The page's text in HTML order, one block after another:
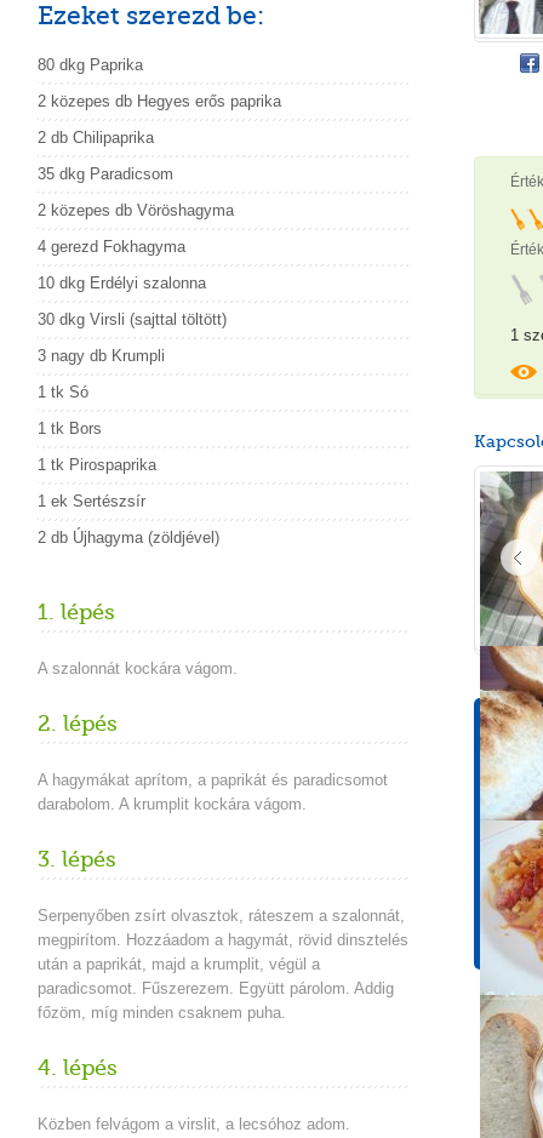
Ezeket szerezd be:
80 dkg Paprika
2 közepes db Hegyes erős paprika
2 db Chilipaprika
35 dkg Paradicsom
2 közepes db Vöröshagyma
4 gerezd Fokhagyma
10 dkg Erdélyi szalonna
30 dkg Virsli (sajttal töltött)
3 nagy db Krumpli
1 tk Só
1 tk Bors
1 tk Pirospaprika
1 ek Sertészsír
2 db Újhagyma (zöldjével)
1. lépés
A szalonnát kockára vágom.
2. lépés
A hagymákat aprítom, a paprikát és paradicsomot
darabolom. A krumplit kockára vágom.
3. lépés
Serpenyőben zsírt olvasztok, ráteszem a szalonnát,
megpirítom. Hozzáadom a hagymát, rövid dinsztelés
után a paprikát, majd a krumplit, végül a
paradicsomot. Fűszerezem. Együtt párolom. Addig
főzöm, míg minden csaknem puha.
4. lépés
Közben felvágom a virslit, a lecsóhoz adom.
1
1
64,5
Cukor
17,7